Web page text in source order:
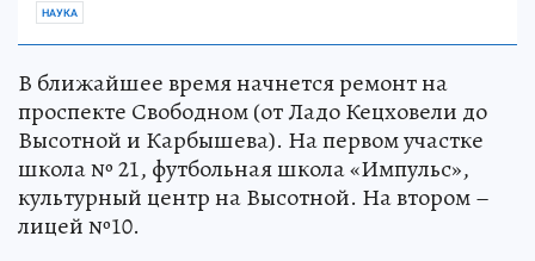
НАУКА
В ближайшее время начнется ремонт на
проспекте Свободном (от Ладо Кецховели до
Высотной и Карбышева). На первом участке
школа № 21, футбольная школа «Импульс»,
культурный центр на Высотной. На втором –
лицей №10.